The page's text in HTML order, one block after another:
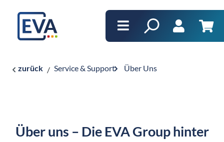
springen
zurück Service & Support Über Uns
Über uns – Die EVA Group hinter